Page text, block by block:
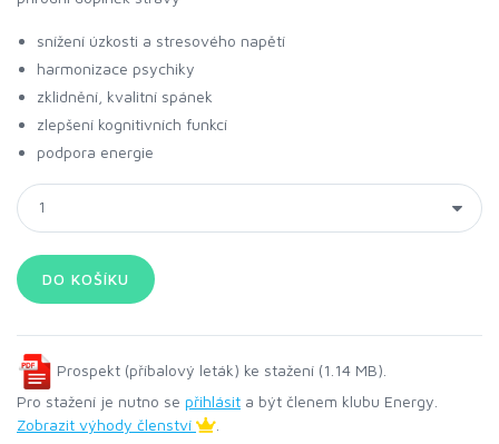
snížení úzkosti a stresového napětí
harmonizace psychiky
zklidnění, kvalitní spánek
zlepšení kognitivních funkcí
podpora energie
Prospekt (příbalový leták) ke stažení (1.14 MB).
Pro stažení je nutno se přihlásit a být členem klubu Energy.
Zobrazit výhody členství